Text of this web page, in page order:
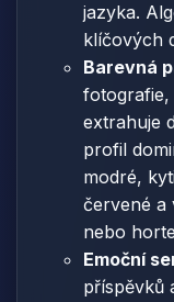
jazyka.
klíčových
Barevná
fotografie,
extrahuje
profil
modré,
červené a
nebo
Emoční
příspěvků